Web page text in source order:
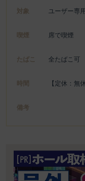
対象 ユーザー専
喫煙 席で喫煙
たばこ 全たばこ可
時間 【定休：無
備考